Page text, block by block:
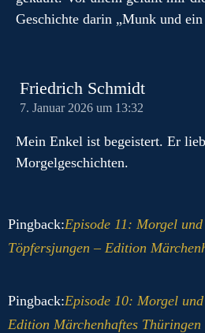
Geschichte darin „Munk und ein
Friedrich Schmidt
7. Januar 2026 um 13:32
Mein Enkel ist begeistert. Er
Morgelgeschichten.
Pingback:Episode 11: Morgel
Töpfersjungen – Edition
Pingback:Episode 10: Morgel
Edition Märchenhaftes Thüringen